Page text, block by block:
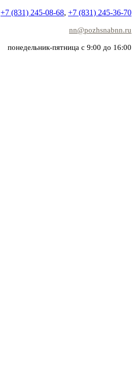
+7 (831) 245-08-68, +7 (831) 245-36-70
nn@pozhsnabnn.ru
понедельник-пятница с 9:00 до 16:00